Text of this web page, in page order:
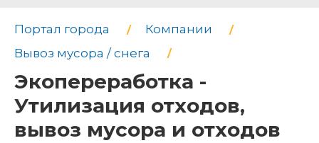
Портал города
Компании
Вывоз мусора / снега
Экопереработка -
Утилизация отходов,
вывоз мусора и отходов